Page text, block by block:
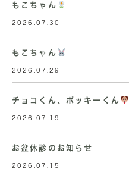
もこちゃん
2026.07.30
もこちゃん
2026.07.29
チョコくん、ポッキーくん
2026.07.19
お盆休診のお知らせ
2026.07.15